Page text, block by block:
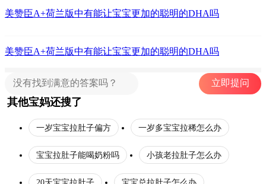
美赞臣A+荷兰版中有能让宝宝更加的聪明的DHA吗
美赞臣A+荷兰版中有能让宝宝更加的聪明的DHA吗
立即提问
其他宝妈还搜了
一岁宝宝拉肚子偏方 一岁多宝宝拉稀怎么办
宝宝拉肚子能喝奶粉吗 小孩老拉肚子怎么办